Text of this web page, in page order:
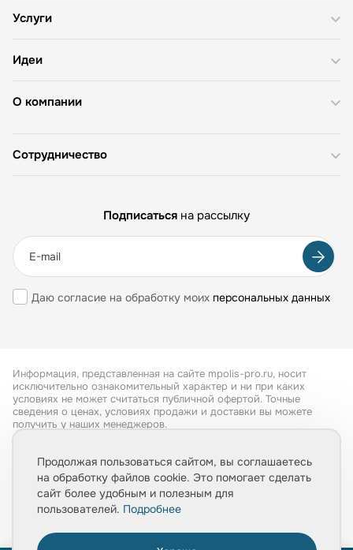
О компании
Услуги
Идеи
Сотрудничество
Подписаться на рассылку
Даю согласие на обработку моих персональных данных
Информация, представленная на сайте mpolis-pro.ru, носит
исключительно ознакомительный характер и ни при каких
условиях не может считаться публичной офертой. Точные
сведения о ценах, условиях продажи и доставки вы можете
получить у наших менеджеров.
Обработка персональных данных
Политика конфиденциальности
Продолжая пользоваться сайтом, вы соглашаетесь
на обработку файлов cookie. Это помогает сделать
сайт более удобным и полезным для
пользователей. Подробнее